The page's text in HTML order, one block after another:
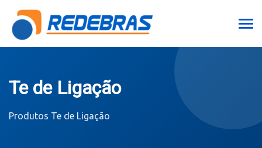
Te de Ligação
Produtos Te de Ligação